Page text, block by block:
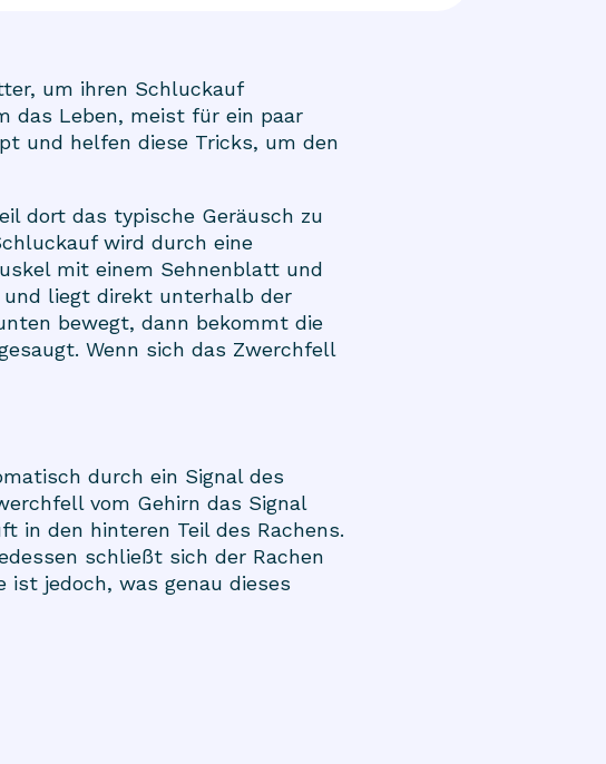
um ihren Schluckauf
das Leben, meist für ein paar
und helfen diese Tricks, um den
dort das typische Geräusch zu
wird durch eine
mit einem Sehnenblatt und
und liegt direkt unterhalb der
bewegt, dann bekommt die
Wenn sich das Zwerchfell
durch ein Signal des
vom Gehirn das Signal
in den hinteren Teil des Rachens.
schließt sich der Rachen
ist jedoch, was genau dieses